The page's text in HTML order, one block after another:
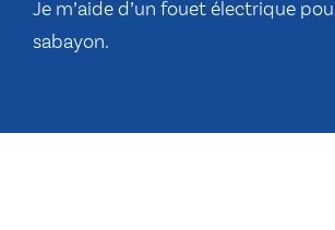
Je m’aide d’un fouet électrique
sabayon.